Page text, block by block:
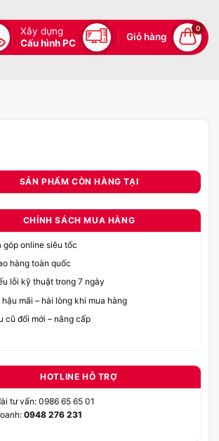
Xây dựng
Cấu hình PC
Giỏ hàng
0
SẢN PHẨM CÒN HÀNG TẠI
CHÍNH SÁCH MUA HÀNG
góp online siêu tốc
hàng toàn quốc
lỗi kỹ thuật trong 7 ngày
mãi – hài lòng khi mua hàng
cũ đổi mới – nâng cấp
HOTLINE HỖ TRỢ
tư vấn: 0986 65 65 01
0948 276 231